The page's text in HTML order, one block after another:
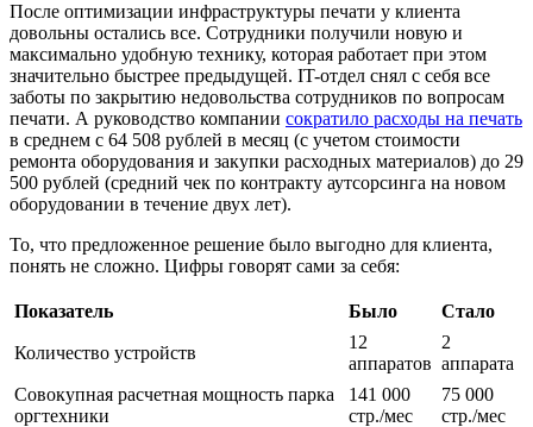
После оптимизации инфраструктуры печати у клиента
довольны остались все. Сотрудники получили новую и
максимально удобную технику, которая работает при этом
значительно быстрее предыдущей. IT-отдел снял с себя все
заботы по закрытию недовольства сотрудников по вопросам
печати. А руководство компании сократило расходы на печать
в среднем с 64 508 рублей в месяц (с учетом стоимости
ремонта оборудования и закупки расходных материалов) до 29
500 рублей (средний чек по контракту аутсорсинга на новом
оборудовании в течение двух лет).
То, что предложенное решение было выгодно для клиента,
понять не сложно. Цифры говорят сами за себя:
Показатель Было Стало
Количество устройств
12
аппаратов
2
аппарата
Совокупная расчетная мощность парка
оргтехники
141 000
стр./мес
75 000
стр./мес